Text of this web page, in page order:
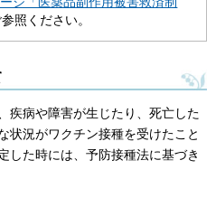
照ください。
疾病や障害が生じたり、死亡した
状況がワクチン接種を受けたこと
した時には、予防接種法に基づき